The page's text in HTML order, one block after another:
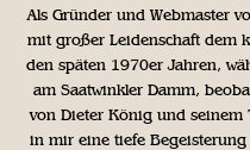
Als Gründer und Webmaster
mit großer Leidenschaft dem
den späten 1970er Jahren,
am Saatwinkler Damm,
von Dieter König und seinem
in mir eine tiefe